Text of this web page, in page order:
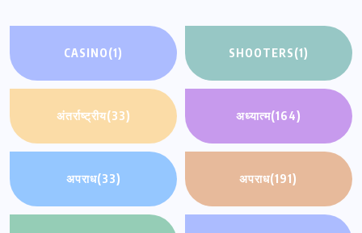
CASINO(1) SHOOTERS(1)
अंतर्राष्ट्रीय(33) अध्यात्म(164)
अपराध(33) अपराध(191)